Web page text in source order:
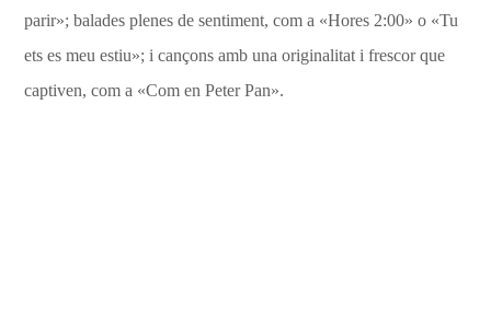
parir»; balades plenes de sentiment, com a «Hores 2:00» o «Tu
ets es meu estiu»; i cançons amb una originalitat i frescor que
captiven, com a «Com en Peter Pan».